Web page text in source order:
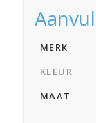
MERK
KLEUR
MAAT